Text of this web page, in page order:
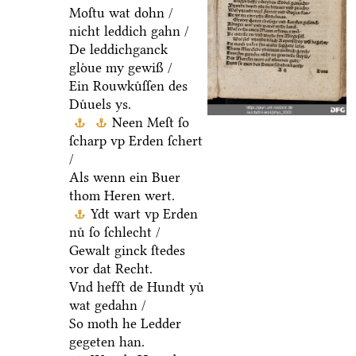
Moſtu wat dohn /
nicht leddich gahn /
De leddichganck
gloͤue my gewiß /
Ein Rouwkuͤſſen des
Duͤuels ys.
Neen Meſt ſo
ſcharp vp Erden ſchert
/
Als wenn ein Buer
thom Heren wert.
Ydt wart vp Erden
nuͤ ſo ſchlecht /
Gewalt ginck ſtedes
vor dat Recht.
Vnd hefft de Hundt yuͤ
wat gedahn /
So moth he Ledder
gegeten han.